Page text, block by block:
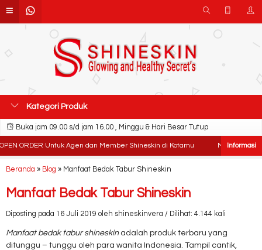
Kategori Produk
Buka jam 09.00 s/d jam 16.00 , Minggu & Hari Besar Tutup
ORDER Untuk Agen dan Member Shineskin di Kotamu Mempunyai
Beranda » Blog » Manfaat Bedak Tabur Shineskin
Manfaat Bedak Tabur Shineskin
Diposting pada 16 Juli 2019 oleh shineskinvera / Dilihat: 4.144 kali
Manfaat bedak tabur shineskinadalah produk terbaru yang
ditunggu – tunggu oleh para wanita Indonesia. Tampil cantik,